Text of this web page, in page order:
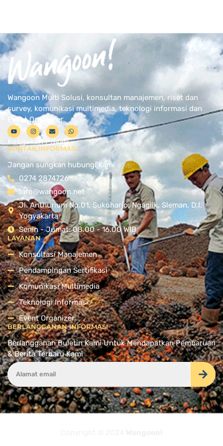
Wangoon Multi Solusi, konsultan manajemen, riset dan
survey, komunikasi multimedia, teknologi informasi dan
Event Organizer
Kebijakan Privasi
KONTAK INFORMASI
Jangan sungkan hubungi kami
0274 2874726
Info@wangoon.net
Jl. Anthurium No.01, Sukoharjo, Ngaglik, Sleman, D.I.
Yogyakarta
Senin - Jumat: 08.00 - 16.00 WIB
LAYANAN
Konsultasi Manajemen
Pendampingan Sertifikasi
Komunikasi Multimedia
Teknologi Informasi
Event Organizer
BERLANGGANAN INFORMASI
Berlangganan Buletin Kami Untuk Mendapatkan Pembaruan
& Berita Terbaru Kami